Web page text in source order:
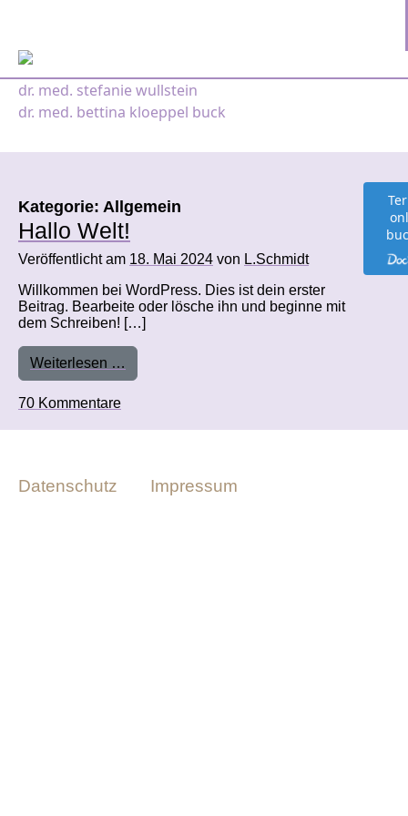
Hauptnavigation
dr. med. stefanie wullstein
dr. med. bettina kloeppel buck
Kategorie: Allgemein
Hallo Welt!
Veröffentlicht am 18. Mai 2024 von L.Schmidt
Willkommen bei WordPress. Dies ist dein erster
Beitrag. Bearbeite oder lösche ihn und beginne mit
dem Schreiben! […]
Weiterlesen …
70 Kommentarezu Hallo Welt!
Datenschutz Impressum